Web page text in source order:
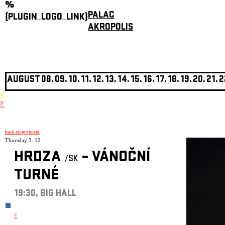
%
{PLUGIN_LOGO_LINK}PALAC
AKROPOLIS
AUGUST08.09.10.11.12.13.14.15.16.17.18.19.20.21.
X
E
back on program
Thursday 3. 12.
HRDZA /SK – VÁNOČNÍ
TURNÉ
19:30, BIG HALL
E